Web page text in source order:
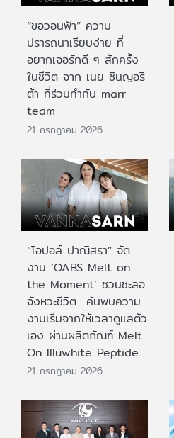
“ขอวอนฟ้า” ความ
ปรารถนาเรียบง่าย ที่
อยากเจอรักดี ๆ สักครั้ง
ในชีวิต จาก เนย ซินญอริ
ต้า ที่ร่วมทำกับ marr
team
21 กรกฎาคม 2026
“โอปอล์ ปาณิสรา” จัด
งาน ‘OABS Melt on
the Moment’ ชวนชะลอ
จังหวะชีวิต ค้นพบความ
งามเริ่มจากให้เวลาดูแลตัว
เอง ผ่านผลิตภัณฑ์ Melt
On Illuwhite Peptide
21 กรกฎาคม 2026